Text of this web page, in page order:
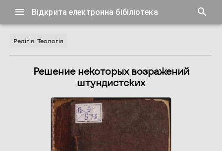
Відкрита електронна бібіліотека
Релігія. Теологія
Решение некоторых возражений
штундистских